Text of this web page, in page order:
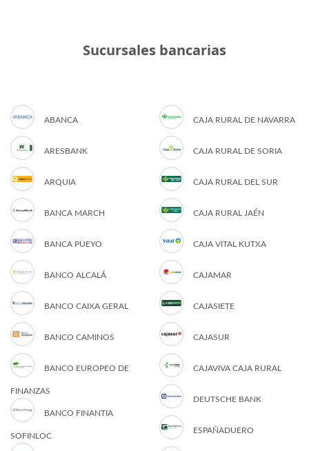
Sucursales bancarias
ABANCA
ARESBANK
ARQUIA
BANCA MARCH
BANCA PUEYO
BANCO ALCALÁ
BANCO CAIXA GERAL
BANCO CAMINOS
BANCO EUROPEO DE
FINANZAS
BANCO FINANTIA
SOFINLOC
CAJA RURAL DE NAVARRA
CAJA RURAL DE SORIA
CAJA RURAL DEL SUR
CAJA RURAL JAÉN
CAJA VITAL KUTXA
CAJAMAR
CAJASIETE
CAJASUR
CAJAVIVA CAJA RURAL
DEUTSCHE BANK
ESPAÑADUERO